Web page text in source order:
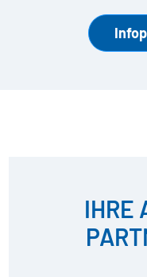
IHRE